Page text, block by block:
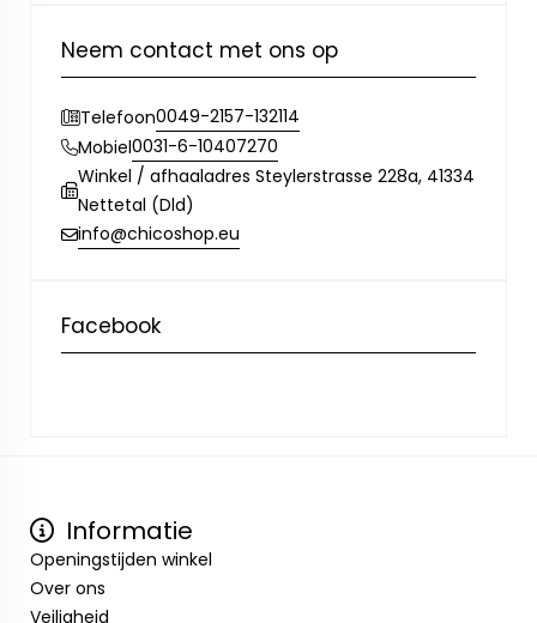
Neem contact met ons op
Telefoon0049-2157-132114
Mobiel0031-6-10407270
Winkel / afhaaladres Steylerstrasse 228a, 41334
Nettetal (Dld)
info@chicoshop.eu
Facebook
Informatie
Openingstijden winkel
Over ons
Veiligheid